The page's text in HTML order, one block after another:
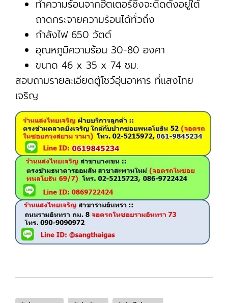
ทำความร้อนจากฮีตเตอร์ซึ่งจะติดตั้งอยู่ใต้
ถาดกระจายความร้อนได้ทั่วถึง
กำลังไฟ 650 วัตต์
อุณหภูมิความร้อน 30-80 องศา
ขนาด 46 x 35 x 74 ซม.
สอบถามรายละเอียดตู้โชว์อุ่นอาหาร ที่แสงไทย
เจริญ